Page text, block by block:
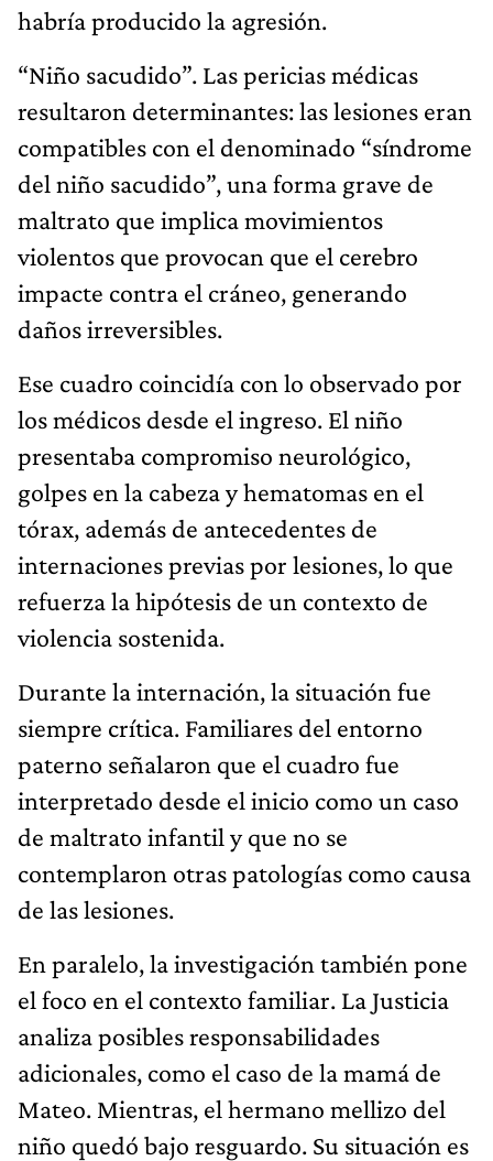
habría producido la agresión.
“Niño sacudido”. Las pericias médicas
resultaron determinantes: las lesiones eran
compatibles con el denominado “síndrome
del niño sacudido”, una forma grave de
maltrato que implica movimientos
violentos que provocan que el cerebro
impacte contra el cráneo, generando
daños irreversibles.
Ese cuadro coincidía con lo observado por
los médicos desde el ingreso. El niño
presentaba compromiso neurológico,
golpes en la cabeza y hematomas en el
tórax, además de antecedentes de
internaciones previas por lesiones, lo que
refuerza la hipótesis de un contexto de
violencia sostenida.
Durante la internación, la situación fue
siempre crítica. Familiares del entorno
paterno señalaron que el cuadro fue
interpretado desde el inicio como un caso
de maltrato infantil y que no se
contemplaron otras patologías como causa
de las lesiones.
En paralelo, la investigación también pone
el foco en el contexto familiar. La Justicia
analiza posibles responsabilidades
adicionales, como el caso de la mamá de
Mateo. Mientras, el hermano mellizo del
niño quedó bajo resguardo. Su situación es